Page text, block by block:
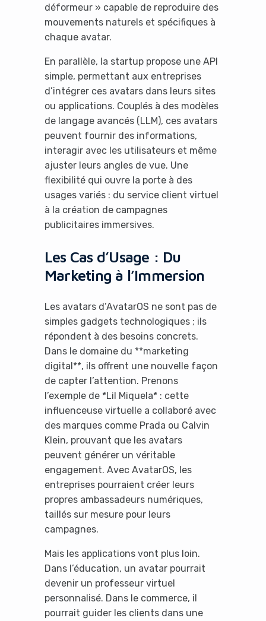
déformeur » capable de reproduire des
mouvements naturels et spécifiques à
chaque avatar.
En parallèle, la startup propose une API
simple, permettant aux entreprises
d’intégrer ces avatars dans leurs sites
ou applications. Couplés à des modèles
de langage avancés (LLM), ces avatars
peuvent fournir des informations,
interagir avec les utilisateurs et même
ajuster leurs angles de vue. Une
flexibilité qui ouvre la porte à des
usages variés : du service client virtuel
à la création de campagnes
publicitaires immersives.
Les Cas d’Usage : Du
Marketing à l’Immersion
Les avatars d’AvatarOS ne sont pas de
simples gadgets technologiques ; ils
répondent à des besoins concrets.
Dans le domaine du **marketing
digital**, ils offrent une nouvelle façon
de capter l’attention. Prenons
l’exemple de *Lil Miquela* : cette
influenceuse virtuelle a collaboré avec
des marques comme Prada ou Calvin
Klein, prouvant que les avatars
peuvent générer un véritable
engagement. Avec AvatarOS, les
entreprises pourraient créer leurs
propres ambassadeurs numériques,
taillés sur mesure pour leurs
campagnes.
Mais les applications vont plus loin.
Dans l’éducation, un avatar pourrait
devenir un professeur virtuel
personnalisé. Dans le commerce, il
pourrait guider les clients dans une